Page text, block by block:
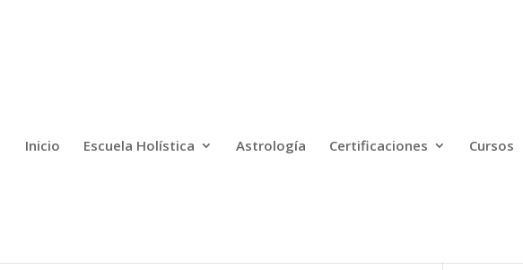
Inicio Escuela Holística Astrología Certificaciones Cursos